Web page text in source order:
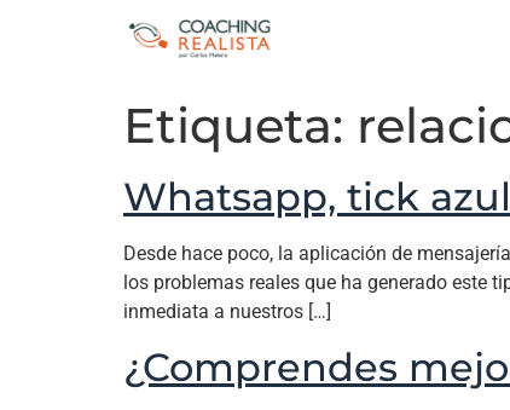
Etiqueta:
Whatsapp, tick
Desde hace poco, la aplicación de
los problemas reales que ha generado este
inmediata a nuestros […]
¿Comprendes